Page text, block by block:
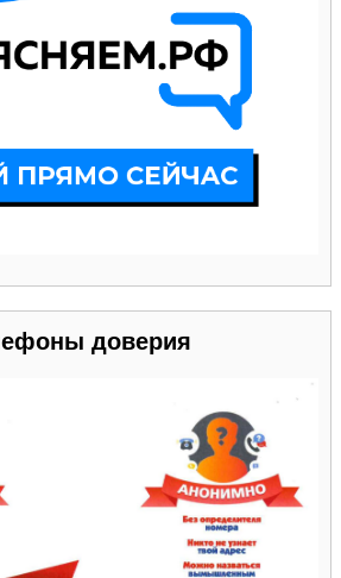
доверия